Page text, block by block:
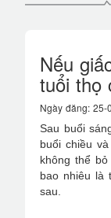
Nếu
tuổi thọ
Ngày đăng: 25-
Sau buổi
buổi chiều
không thể
bao nhiêu là
sau.